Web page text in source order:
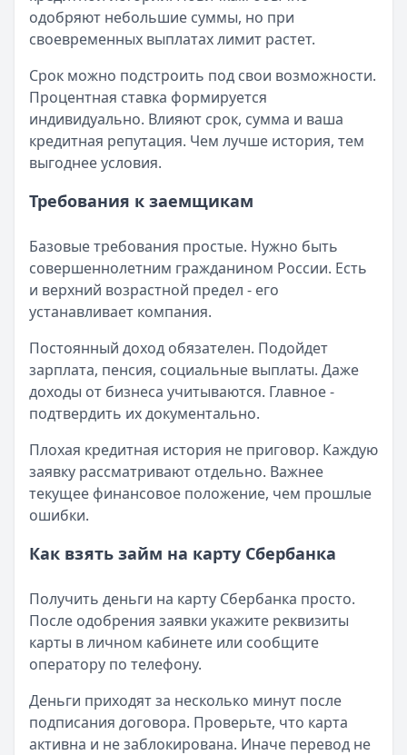
одобряют небольшие суммы, но при
своевременных выплатах лимит растет.
Срок можно подстроить под свои возможности.
Процентная ставка формируется
индивидуально. Влияют срок, сумма и ваша
кредитная репутация. Чем лучше история, тем
выгоднее условия.
Требования к заемщикам
Базовые требования простые. Нужно быть
совершеннолетним гражданином России. Есть
и верхний возрастной предел - его
устанавливает компания.
Постоянный доход обязателен. Подойдет
зарплата, пенсия, социальные выплаты. Даже
доходы от бизнеса учитываются. Главное -
подтвердить их документально.
Плохая кредитная история не приговор. Каждую
заявку рассматривают отдельно. Важнее
текущее финансовое положение, чем прошлые
ошибки.
Как взять займ на карту Сбербанка
Получить деньги на карту Сбербанка просто.
После одобрения заявки укажите реквизиты
карты в личном кабинете или сообщите
оператору по телефону.
Деньги приходят за несколько минут после
подписания договора. Проверьте, что карта
активна и не заблокирована. Иначе перевод не